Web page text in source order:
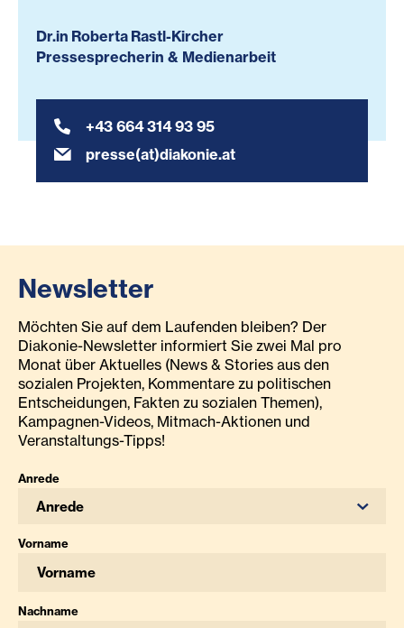
Dr.in Roberta Rastl-Kircher
Pressesprecherin & Medienarbeit
+43 664 314 93 95
presse(at)diakonie.at
Newsletter
Möchten Sie auf dem Laufenden bleiben? Der
Diakonie-Newsletter informiert Sie zwei Mal pro
Monat über Aktuelles (News & Stories aus den
sozialen Projekten, Kommentare zu politischen
Entscheidungen, Fakten zu sozialen Themen),
Kampagnen-Videos, Mitmach-Aktionen und
Veranstaltungs-Tipps!
Anrede
Anrede
Vorname
Nachname